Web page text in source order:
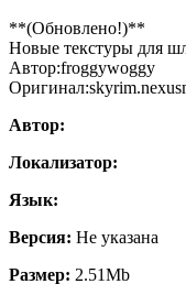
**(Обновлено!)**
Новые текстуры для
Автор:froggywoggy
Автор:
Локализатор:
Язык:
Версия: Не указана
Размер: 2.51Mb